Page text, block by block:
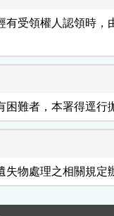
有受領權人認領時，
困難者，本署得逕行
失物處理之相關規定